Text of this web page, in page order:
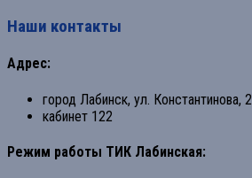
Наши контакты
Адрес:
город Лабинск, ул. Константинова, 2
кабинет 122
Режим работы ТИК Лабинская: